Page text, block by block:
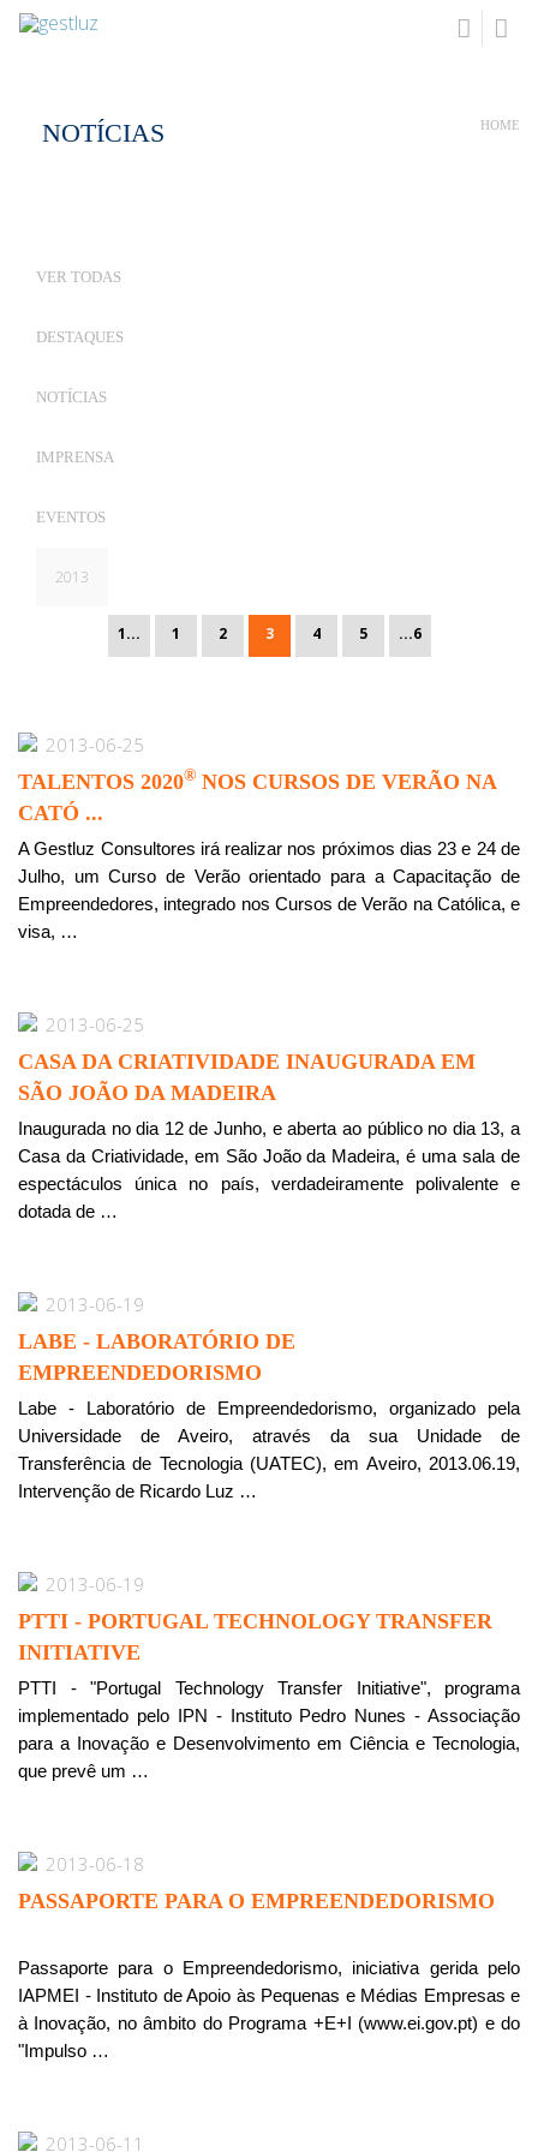
NOTÍCIAS HOME
VER TODAS
DESTAQUES
NOTÍCIAS
IMPRENSA
EVENTOS
2013
1... 1 2 3 4 5 ...6
2013-06-25
TALENTOS 2020® NOS CURSOS DE VERÃO NA
CATÓ ...
A Gestluz Consultores irá realizar nos próximos dias 23 e 24 de
Julho, um Curso de Verão orientado para a Capacitação de
Empreendedores, integrado nos Cursos de Verão na Católica, e
visa, …
2013-06-25
CASA DA CRIATIVIDADE INAUGURADA EM
SÃO JOÃO DA MADEIRA
Inaugurada no dia 12 de Junho, e aberta ao público no dia 13, a
Casa da Criatividade, em São João da Madeira, é uma sala de
espectáculos única no país, verdadeiramente polivalente e
dotada de …
2013-06-19
LABE - LABORATÓRIO DE
EMPREENDEDORISMO
Labe - Laboratório de Empreendedorismo, organizado pela
Universidade de Aveiro, através da sua Unidade de
Transferência de Tecnologia (UATEC), em Aveiro, 2013.06.19,
Intervenção de Ricardo Luz …
2013-06-19
PTTI - PORTUGAL TECHNOLOGY TRANSFER
INITIATIVE
PTTI - "Portugal Technology Transfer Initiative", programa
implementado pelo IPN - Instituto Pedro Nunes - Associação
para a Inovação e Desenvolvimento em Ciência e Tecnologia,
que prevê um …
2013-06-18
PASSAPORTE PARA O EMPREENDEDORISMO
Passaporte para o Empreendedorismo, iniciativa gerida pelo
IAPMEI - Instituto de Apoio às Pequenas e Médias Empresas e
à Inovação, no âmbito do Programa +E+I (www.ei.gov.pt) e do
"Impulso …
2013-06-11